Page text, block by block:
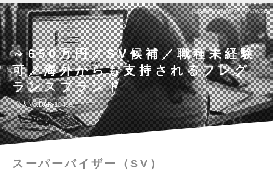
掲載期間 26/05/27～26/06/24
～650万円／SV候補／職種未経験
可／海外からも支持されるフレグ
ランスブランド
求人No.DAP-10486
スーパーバイザー（SV）